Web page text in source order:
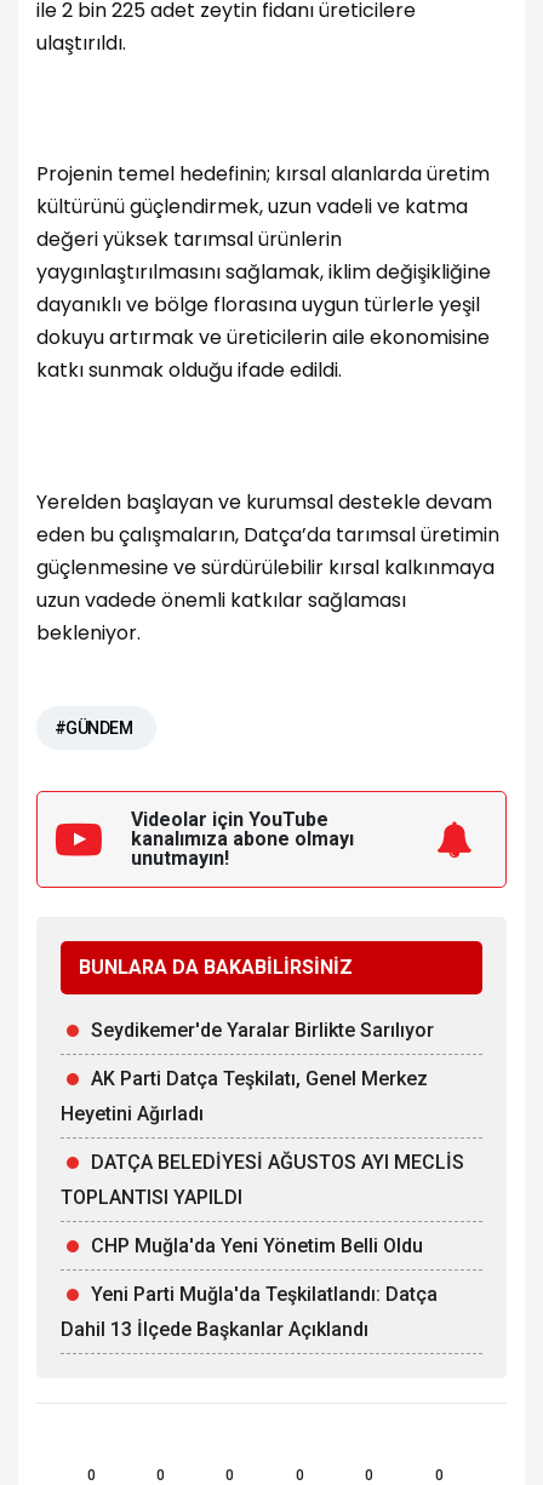
ile 2 bin 225 adet zeytin fidanı üreticilere
ulaştırıldı.
Projenin temel hedefinin; kırsal alanlarda üretim
kültürünü güçlendirmek, uzun vadeli ve katma
değeri yüksek tarımsal ürünlerin
yaygınlaştırılmasını sağlamak, iklim değişikliğine
dayanıklı ve bölge florasına uygun türlerle yeşil
dokuyu artırmak ve üreticilerin aile ekonomisine
katkı sunmak olduğu ifade edildi.
Yerelden başlayan ve kurumsal destekle devam
eden bu çalışmaların, Datça’da tarımsal üretimin
güçlenmesine ve sürdürülebilir kırsal kalkınmaya
uzun vadede önemli katkılar sağlaması
bekleniyor.
#GÜNDEM
Videolar için YouTube
kanalımıza abone olmayı
unutmayın!
BUNLARA DA BAKABİLİRSİNİZ
Seydikemer'de Yaralar Birlikte Sarılıyor
AK Parti Datça Teşkilatı, Genel Merkez
Heyetini Ağırladı
DATÇA BELEDİYESİ AĞUSTOS AYI MECLİS
TOPLANTISI YAPILDI
CHP Muğla'da Yeni Yönetim Belli Oldu
Yeni Parti Muğla'da Teşkilatlandı: Datça
Dahil 13 İlçede Başkanlar Açıklandı
0 0 0 0 0 0